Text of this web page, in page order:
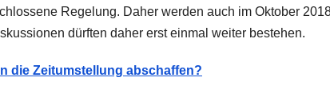
Regelung. Daher werden auch im Oktober
dürften daher erst einmal weiter bestehen.
die Zeitumstellung abschaffen?